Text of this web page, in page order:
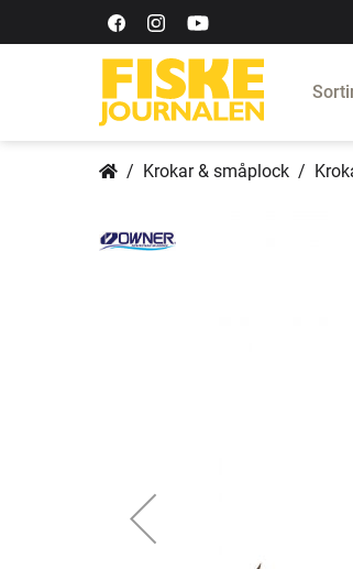
Krokar & småplock